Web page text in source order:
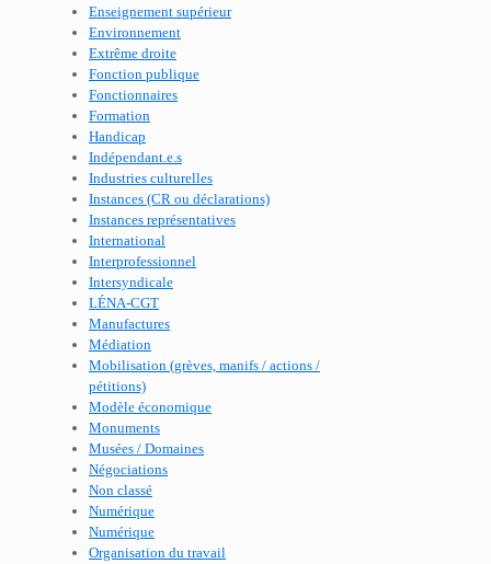
Enseignement supérieur
Environnement
Extrême droite
Fonction publique
Fonctionnaires
Formation
Handicap
Indépendant.e.s
Industries culturelles
Instances (CR ou déclarations)
Instances représentatives
International
Interprofessionnel
Intersyndicale
LÉNA-CGT
Manufactures
Médiation
Mobilisation (grèves, manifs / actions /
pétitions)
Modèle économique
Monuments
Musées / Domaines
Négociations
Non classé
Numérique
Numérique
Organisation du travail